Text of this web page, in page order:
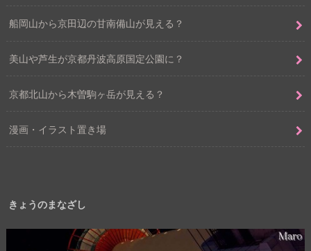
船岡山から京田辺の甘南備山が見える？
美山や芦生が京都丹波高原国定公園に？
京都北山から木曽駒ヶ岳が見える？
漫画・イラスト置き場
きょうのまなざし